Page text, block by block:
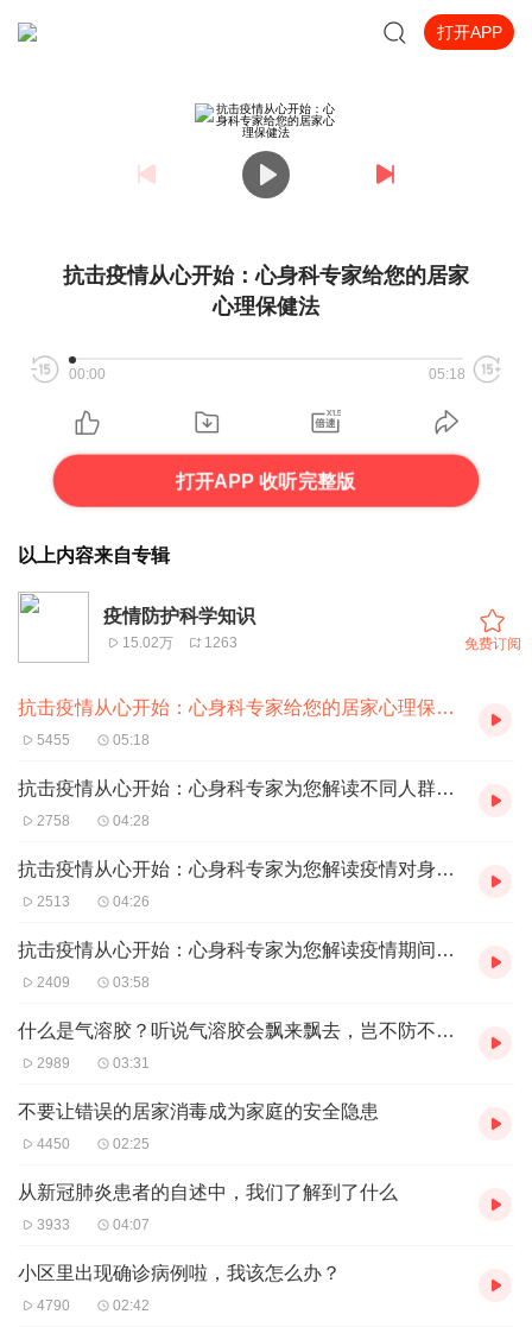
打开APP
抗击疫情从心开始：心身科专家给您的居家
心理保健法
00:00 05:18
打开APP 收听完整版
以上内容来自专辑
疫情防护科学知识
15.02万 1263 免费订阅
抗击疫情从心开始：心身科专家给您的居家心理保健法
5455 05:18
抗击疫情从心开始：心身科专家为您解读不同人群如何面对心理变化
2758 04:28
抗击疫情从心开始：心身科专家为您解读疫情对身心的影响
2513 04:26
抗击疫情从心开始：心身科专家为您解读疫情期间的饮食
2409 03:58
什么是气溶胶？听说气溶胶会飘来飘去，岂不防不胜防？
2989 03:31
不要让错误的居家消毒成为家庭的安全隐患
4450 02:25
从新冠肺炎患者的自述中，我们了解到了什么
3933 04:07
小区里出现确诊病例啦，我该怎么办？
4790 02:42